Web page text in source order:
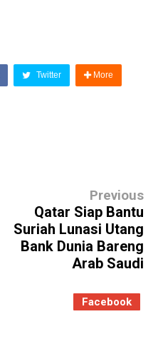
Twitter More
Previous
Qatar Siap Bantu
Suriah Lunasi Utang
Bank Dunia Bareng
Arab Saudi
Facebook